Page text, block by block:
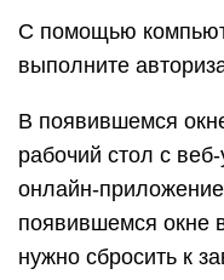
С помощью
выполните
В появившемся
рабочий стол с
онлайн-
появившемся окне
нужно сбросить к